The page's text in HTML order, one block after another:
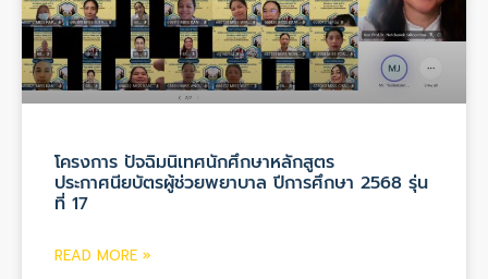
โครงการ ปัจฉิมนิเทศนักศึกษาหลักสูตร
ประกาศนียบัตรผู้ช่วยพยาบาล ปีการศึกษา 2568 รุ่น
ที่ 17
READ MORE »